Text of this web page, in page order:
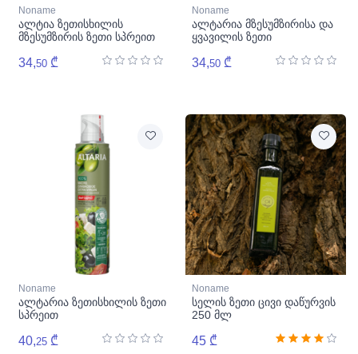
Noname
ალტია ზეთისხილის
მზესუმზირის ზეთი სპრეით
34,50 ₾
Noname
ალტარია მზესუმზირისა და
ყვავილის ზეთი
34,50 ₾
Noname
ალტარია ზეთისხილის ზეთი
სპრეით
40,25 ₾
Noname
სელის ზეთი ცივი დაწურვის
250 მლ
45 ₾